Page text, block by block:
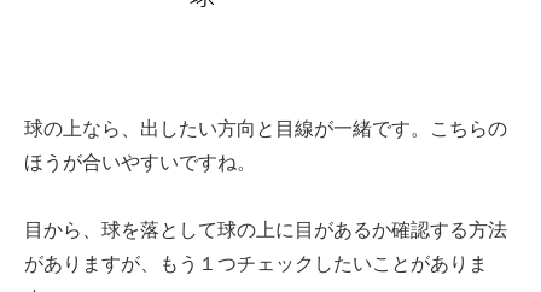
球の上なら、出したい方向と目線が一緒です。こちらの
ほうが合いやすいですね。
目から、球を落として球の上に目があるか確認する方法
がありますが、もう１つチェックしたいことがありま